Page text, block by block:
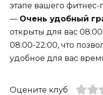
этапе вашего фитнес-
— Очень удобный
открыты для вас
08:00-22:00, что
удобное для вас
Оцените клуб